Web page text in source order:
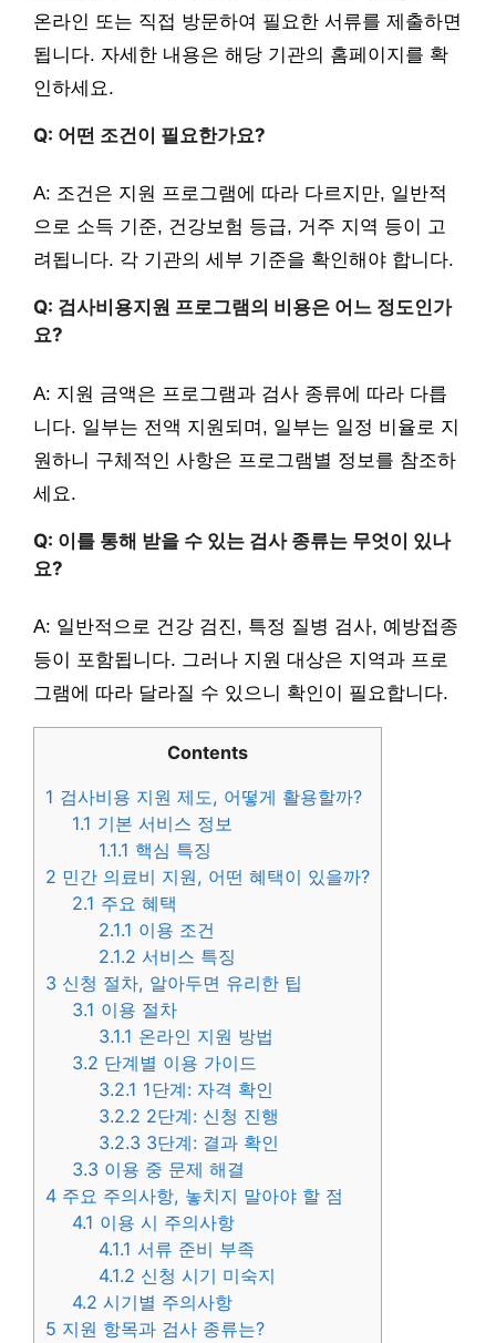
온라인 또는 직접 방문하여 필요한 서류를 제출하면
됩니다. 자세한 내용은 해당 기관의 홈페이지를 확
인하세요.
Q: 어떤 조건이 필요한가요?
A: 조건은 지원 프로그램에 따라 다르지만, 일반적
으로 소득 기준, 건강보험 등급, 거주 지역 등이 고
려됩니다. 각 기관의 세부 기준을 확인해야 합니다.
Q: 검사비용지원 프로그램의 비용은 어느 정도인가
요?
A: 지원 금액은 프로그램과 검사 종류에 따라 다릅
니다. 일부는 전액 지원되며, 일부는 일정 비율로 지
원하니 구체적인 사항은 프로그램별 정보를 참조하
세요.
Q: 이를 통해 받을 수 있는 검사 종류는 무엇이 있나
요?
A: 일반적으로 건강 검진, 특정 질병 검사, 예방접종
등이 포함됩니다. 그러나 지원 대상은 지역과 프로
그램에 따라 달라질 수 있으니 확인이 필요합니다.
Contents
1 검사비용 지원 제도, 어떻게 활용할까?
1.1 기본 서비스 정보
1.1.1 핵심 특징
2 민간 의료비 지원, 어떤 혜택이 있을까?
2.1 주요 혜택
2.1.1 이용 조건
2.1.2 서비스 특징
3 신청 절차, 알아두면 유리한 팁
3.1 이용 절차
3.1.1 온라인 지원 방법
3.2 단계별 이용 가이드
3.2.1 1단계: 자격 확인
3.2.2 2단계: 신청 진행
3.2.3 3단계: 결과 확인
3.3 이용 중 문제 해결
4 주요 주의사항, 놓치지 말아야 할 점
4.1 이용 시 주의사항
4.1.1 서류 준비 부족
4.1.2 신청 시기 미숙지
4.2 시기별 주의사항
5 지원 항목과 검사 종류는?